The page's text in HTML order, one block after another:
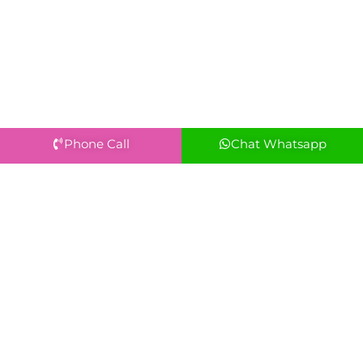
Phone Call Chat Whatsapp